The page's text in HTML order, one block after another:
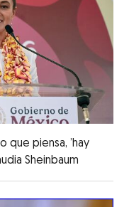
que piensa, ’hay
Sheinbaum